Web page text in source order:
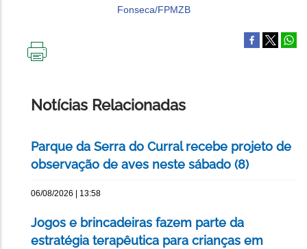
Notícias Relacionadas
Parque da Serra do Curral recebe projeto de
observação de aves neste sábado (8)
06/08/2026 | 13:58
Jogos e brincadeiras fazem parte da
estratégia terapêutica para crianças em